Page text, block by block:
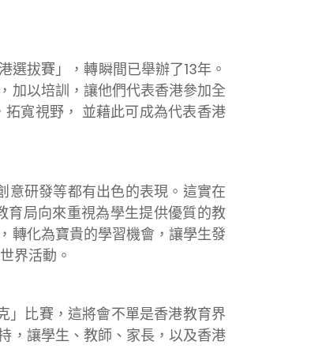
拔賽」，轉瞬間已舉辦了13年。
加以培訓，讓他們代表香港參加全
寬視野， 並藉此可成為代表香港
研發等都有出色的表現。這實在
育局向來重視為學生提供優質的教
轉化為寶貴的學習機會，讓學生發
界活動。
比賽，這將會不單是香港教育界
，讓學生、教師、家長，以及香港